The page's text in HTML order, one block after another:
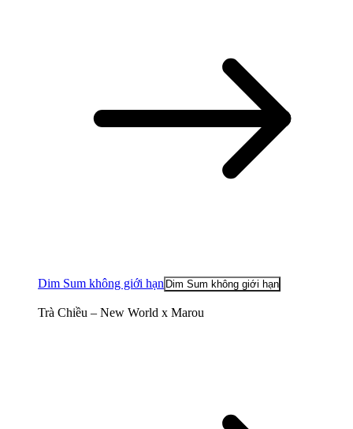
Dim Sum không giới hạn Dim Sum không giới hạn
Trà Chiều – New World x Marou